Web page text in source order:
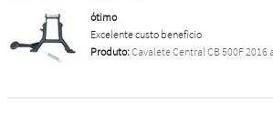
ótimo
Excelente custo benefício
Produto:Cavalete Central CB 500F 2016